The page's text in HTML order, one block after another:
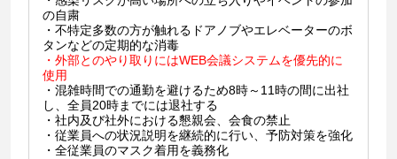
の自粛
・不特定多数の方が触れるドアノブやエレベーターのボ
タンなどの定期的な消毒
・外部とのやり取りにはWEB会議システムを優先的に
使用
・混雑時間での通勤を避けるため8時～11時の間に出社
し、全員20時までには退社する
・社内及び社外における懇親会、会食の禁止
・従業員への状況説明を継続的に行い、予防対策を強化
・全従業員のマスク着用を義務化